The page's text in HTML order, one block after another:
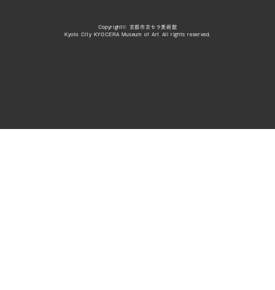
Copyright© 京都市京セラ美術館
Kyoto City KYOCERA Museum of Art All rights reserved.